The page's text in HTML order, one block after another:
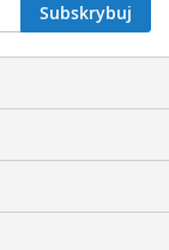
Subskrybuj